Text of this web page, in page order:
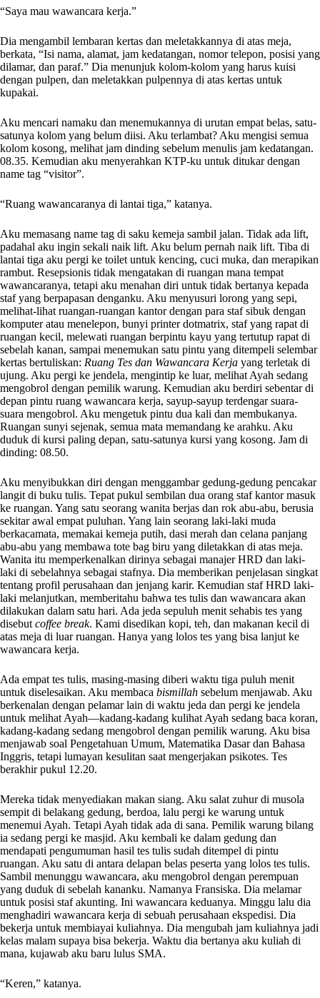
“Saya mau wawancara kerja.”
Dia mengambil lembaran kertas dan meletakkannya di atas meja,
berkata, “Isi nama, alamat, jam kedatangan, nomor telepon, posisi yang
dilamar, dan paraf.” Dia menunjuk kolom-kolom yang harus kuisi
dengan pulpen, dan meletakkan pulpennya di atas kertas untuk
kupakai.
Aku mencari namaku dan menemukannya di urutan empat belas, satu-
satunya kolom yang belum diisi. Aku terlambat? Aku mengisi semua
kolom kosong, melihat jam dinding sebelum menulis jam kedatangan.
08.35. Kemudian aku menyerahkan KTP-ku untuk ditukar dengan
name tag “visitor”.
“Ruang wawancaranya di lantai tiga,” katanya.
Aku memasang name tag di saku kemeja sambil jalan. Tidak ada lift,
padahal aku ingin sekali naik lift. Aku belum pernah naik lift. Tiba di
lantai tiga aku pergi ke toilet untuk kencing, cuci muka, dan merapikan
rambut. Resepsionis tidak mengatakan di ruangan mana tempat
wawancaranya, tetapi aku menahan diri untuk tidak bertanya kepada
staf yang berpapasan denganku. Aku menyusuri lorong yang sepi,
melihat-lihat ruangan-ruangan kantor dengan para staf sibuk dengan
komputer atau menelepon, bunyi printer dotmatrix, staf yang rapat di
ruangan kecil, melewati ruangan berpintu kayu yang tertutup rapat di
sebelah kanan, sampai menemukan satu pintu yang ditempeli selembar
kertas bertuliskan: Ruang Tes dan Wawancara Kerja yang terletak di
ujung. Aku pergi ke jendela, mengintip ke luar, melihat Ayah sedang
mengobrol dengan pemilik warung. Kemudian aku berdiri sebentar di
depan pintu ruang wawancara kerja, sayup-sayup terdengar suara-
suara mengobrol. Aku mengetuk pintu dua kali dan membukanya.
Ruangan sunyi sejenak, semua mata memandang ke arahku. Aku
duduk di kursi paling depan, satu-satunya kursi yang kosong. Jam di
dinding: 08.50.
Aku menyibukkan diri dengan menggambar gedung-gedung pencakar
langit di buku tulis. Tepat pukul sembilan dua orang staf kantor masuk
ke ruangan. Yang satu seorang wanita berjas dan rok abu-abu, berusia
sekitar awal empat puluhan. Yang lain seorang laki-laki muda
berkacamata, memakai kemeja putih, dasi merah dan celana panjang
abu-abu yang membawa tote bag biru yang diletakkan di atas meja.
Wanita itu memperkenalkan dirinya sebagai manajer HRD dan laki-
laki di sebelahnya sebagai stafnya. Dia memberikan penjelasan singkat
tentang profil perusahaan dan jenjang karir. Kemudian staf HRD laki-
laki melanjutkan, memberitahu bahwa tes tulis dan wawancara akan
dilakukan dalam satu hari. Ada jeda sepuluh menit sehabis tes yang
disebut coffee break. Kami disedikan kopi, teh, dan makanan kecil di
atas meja di luar ruangan. Hanya yang lolos tes yang bisa lanjut ke
wawancara kerja.
Ada empat tes tulis, masing-masing diberi waktu tiga puluh menit
untuk diselesaikan. Aku membaca bismillah sebelum menjawab. Aku
berkenalan dengan pelamar lain di waktu jeda dan pergi ke jendela
untuk melihat Ayah—kadang-kadang kulihat Ayah sedang baca koran,
kadang-kadang sedang mengobrol dengan pemilik warung. Aku bisa
menjawab soal Pengetahuan Umum, Matematika Dasar dan Bahasa
Inggris, tetapi lumayan kesulitan saat mengerjakan psikotes. Tes
berakhir pukul 12.20.
Mereka tidak menyediakan makan siang. Aku salat zuhur di musola
sempit di belakang gedung, berdoa, lalu pergi ke warung untuk
menemui Ayah. Tetapi Ayah tidak ada di sana. Pemilik warung bilang
ia sedang pergi ke masjid. Aku kembali ke dalam gedung dan
mendapati pengumuman hasil tes tulis sudah ditempel di pintu
ruangan. Aku satu di antara delapan belas peserta yang lolos tes tulis.
Sambil menunggu wawancara, aku mengobrol dengan perempuan
yang duduk di sebelah kananku. Namanya Fransiska. Dia melamar
untuk posisi staf akunting. Ini wawancara keduanya. Minggu lalu dia
menghadiri wawancara kerja di sebuah perusahaan ekspedisi. Dia
bekerja untuk membiayai kuliahnya. Dia mengubah jam kuliahnya jadi
kelas malam supaya bisa bekerja. Waktu dia bertanya aku kuliah di
mana, kujawab aku baru lulus SMA.
“Keren,” katanya.